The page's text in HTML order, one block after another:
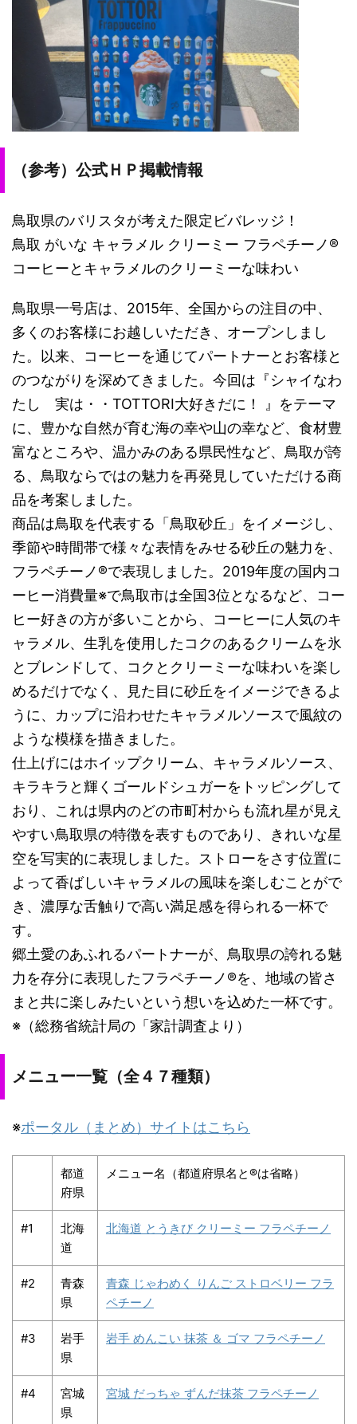
（参考）公式ＨＰ掲載情報
鳥取県のバリスタが考えた限定ビバレッジ！
鳥取 がいな キャラメル クリーミー フラペチーノ®
コーヒーとキャラメルのクリーミーな味わい
鳥取県一号店は、2015年、全国からの注目の中、
多くのお客様にお越しいただき、オープンしまし
た。以来、コーヒーを通じてパートナーとお客様と
のつながりを深めてきました。今回は『シャイなわ
たし 実は・・TOTTORI大好きだに！ 』をテーマ
に、豊かな自然が育む海の幸や山の幸など、食材豊
富なところや、温かみのある県民性など、鳥取が誇
る、鳥取ならではの魅力を再発見していただける商
品を考案しました。
商品は鳥取を代表する「鳥取砂丘」をイメージし、
季節や時間帯で様々な表情をみせる砂丘の魅力を、
フラペチーノ®で表現しました。2019年度の国内コ
ーヒー消費量※で鳥取市は全国3位となるなど、コー
ヒー好きの方が多いことから、コーヒーに人気のキ
ャラメル、生乳を使用したコクのあるクリームを氷
とブレンドして、コクとクリーミーな味わいを楽し
めるだけでなく、見た目に砂丘をイメージできるよ
うに、カップに沿わせたキャラメルソースで風紋の
ような模様を描きました。
仕上げにはホイップクリーム、キャラメルソース、
キラキラと輝くゴールドシュガーをトッピングして
おり、これは県内のどの市町村からも流れ星が見え
やすい鳥取県の特徴を表すものであり、きれいな星
空を写実的に表現しました。ストローをさす位置に
よって香ばしいキャラメルの風味を楽しむことがで
き、濃厚な舌触りで高い満足感を得られる一杯で
す。
郷土愛のあふれるパートナーが、鳥取県の誇れる魅
力を存分に表現したフラペチーノ®を、地域の皆さ
まと共に楽しみたいという想いを込めた一杯です。
※（総務省統計局の「家計調査より）
メニュー一覧（全４７種類）
※ポータル（まとめ）サイトはこちら
都道
府県
メニュー名（都道府県名と®は省略）
#1
北海
道
北海道 とうきび クリーミー フラペチーノ
#2
青森
県
青森 じゃわめく りんご ストロベリー フラ
ペチーノ
#3
岩手
県
岩手 めんこい 抹茶 ＆ ゴマ フラペチーノ
#4
宮城
県
宮城 だっちゃ ずんだ抹茶 フラペチーノ